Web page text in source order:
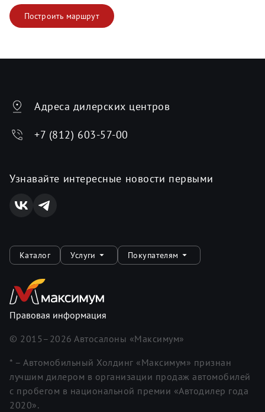
Построить маршрут
Адреса дилерских центров
+7 (812) 603-57-00
Узнавайте интересные новости первыми
Каталог Услуги Покупателям
Правовая информация
© 2015– 2026 Автосалоны «Максимум»
* – Автомобильный Холдинг «Максимум» признан
лучшим дилером в организации продаж автомобилей
с пробегом в национальной премии «Автодилер года
2020».